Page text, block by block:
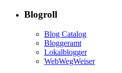
Blogroll
Blog Catalog
Bloggeramt
Lokalblogger
WebWegWeiser